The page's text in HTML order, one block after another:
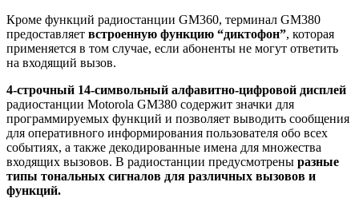
Кроме функций радиостанции GM360, терминал GM380
предоставляет встроенную функцию “диктофон”, которая
применяется в том случае, если абоненты не могут ответить
на входящий вызов.
4-строчный 14-символьный алфавитно-цифровой дисплей
радиостанции Motorola GM380 содержит значки для
программируемых функций и позволяет выводить сообщения
для оперативного информирования пользователя обо всех
событиях, а также декодированные имена для множества
входящих вызовов. В радиостанции предусмотрены разные
типы тональных сигналов для различных вызовов и
функций.